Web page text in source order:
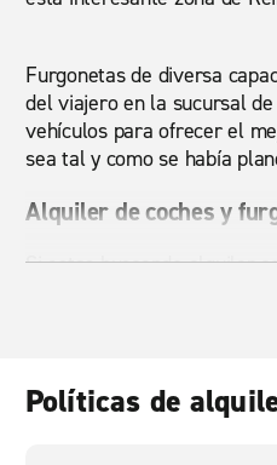
Furgonetas de diversa
del viajero en la sucursal
vehículos para ofrecer el
sea tal y como se había
Alquiler de coches y
Si estas buscando alquiler
a través de nuestras
Una amplia gama de
Políticas de